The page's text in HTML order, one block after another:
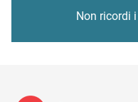
Non ricordi